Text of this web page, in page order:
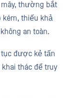
thường bắt
kém, thiếu khả
an toàn.
tục được kẻ tấn
thác để truy